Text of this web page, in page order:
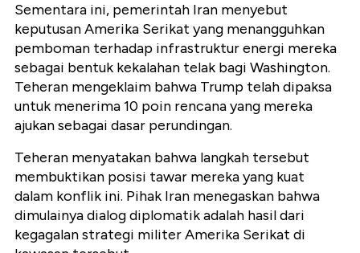
Sementara ini, pemerintah Iran menyebut
keputusan Amerika Serikat yang menangguhkan
pemboman terhadap infrastruktur energi mereka
sebagai bentuk kekalahan telak bagi Washington.
Teheran mengeklaim bahwa Trump telah dipaksa
untuk menerima 10 poin rencana yang mereka
ajukan sebagai dasar perundingan.
Teheran menyatakan bahwa langkah tersebut
membuktikan posisi tawar mereka yang kuat
dalam konflik ini. Pihak Iran menegaskan bahwa
dimulainya dialog diplomatik adalah hasil dari
kegagalan strategi militer Amerika Serikat di